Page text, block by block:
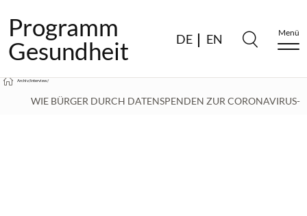
Programm
Gesundheit
DE EN Menü
Archiv/Interview/
WIE BÜRGER DURCH DATENSPENDEN ZUR CORONAVIRUS-